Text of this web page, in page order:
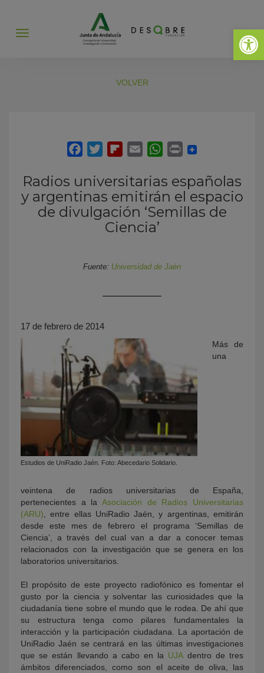
Abrir
Abrir
VOLVER
Radios universitarias españolas
y argentinas emitirán el espacio
de divulgación ‘Semillas de
Ciencia’
Fuente: Universidad de Jaén
17 de febrero de 2014
Estudios de UniRadio Jaén. Foto: Abecedario Solidario.
Más de
una
veintena de radios universitarias de España,
pertenecientes a la Asociación de Radios Universitarias
(ARU) , entre ellas UniRadio Jaén, y argentinas, emitirán
desde este mes de febrero el programa ‘Semillas de
Ciencia’, a través del cual van a dar a conocer temas
relacionados con la investigación que se genera en los
laboratorios universitarios.
El propósito de este proyecto radiofónico es fomentar el
gusto por la ciencia y solventar las curiosidades que la
ciudadanía tiene sobre el mundo que le rodea. De ahí que
su estructura tenga como pilares fundamentales la
interacción y la participación ciudadana. La aportación de
UniRadio Jaén se centrará en las últimas investigaciones
que se están llevando a cabo en la UJAdentro de tres
ámbitos diferenciados, como son el aceite de oliva, las